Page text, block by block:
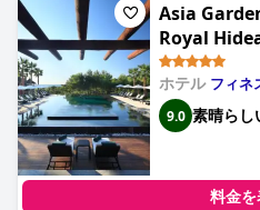
Asia
Royal
ホテル フィネ
9.0 素晴らし
料金を